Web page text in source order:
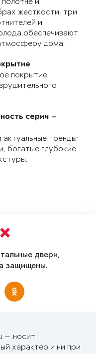
и
жесткости, три
и
обеспечивают
дома.
покрытие
серии —
тренды:
богатые глубокие
двери,
защищены.
— носит
характер и ни при